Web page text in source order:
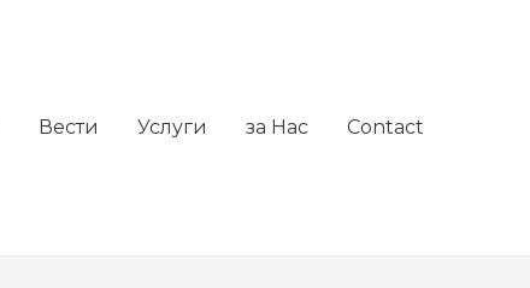
Вести Услуги за Нас Contact